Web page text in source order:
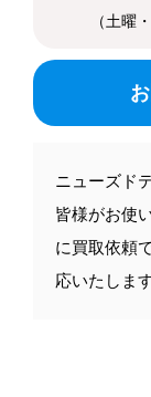
（土曜
ニューズド
皆様がお使
に買取依頼
応いたします